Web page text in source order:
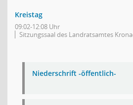
Kreistag
09:02-12:08 Uhr
Sitzungssaal des Landratsamtes
Niederschrift -öffentlich-